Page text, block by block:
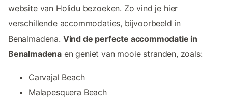
website van Holidu bezoeken. Zo vind je hier
verschillende accommodaties, bijvoorbeeld in
Benalmadena. Vind de perfecte accommodatie in
Benalmadena en geniet van mooie stranden, zoals:
Carvajal Beach
Malapesquera Beach